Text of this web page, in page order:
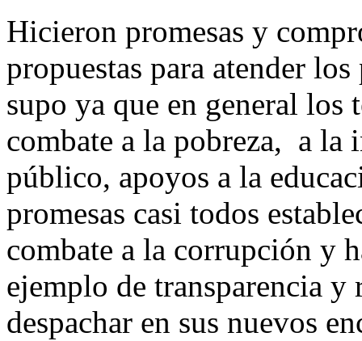
Hicieron promesas y
propuestas para atender
supo ya que en general los
combate a la pobreza, a la
público, apoyos a la
promesas casi todos
combate a la corrupción y
ejemplo de transparencia y
despachar en sus nuevos